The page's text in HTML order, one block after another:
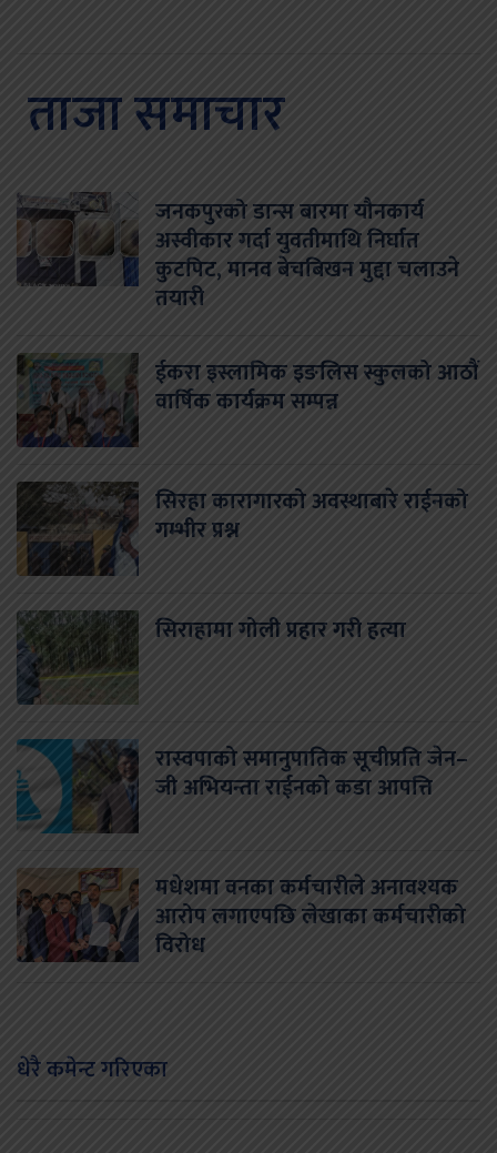
ताजा समाचार
जनकपुरको डान्स बारमा यौनकार्य
अस्वीकार गर्दा युवतीमाथि निर्घात
कुटपिट, मानव बेचबिखन मुद्दा चलाउने
तयारी
ईकरा इस्लामिक इङलिस स्कुलको आठौं
वार्षिक कार्यक्रम सम्पन्न
सिरहा कारागारको अवस्थाबारे राईनको
गम्भीर प्रश्न
सिराहामा गोली प्रहार गरी हत्या
रास्वपाको समानुपातिक सूचीप्रति जेन–
जी अभियन्ता राईनको कडा आपत्ति
मधेशमा वनका कर्मचारीले अनावश्यक
आरोप लगाएपछि लेखाका कर्मचारीको
विरोध
धेरै कमेन्ट गरिएका